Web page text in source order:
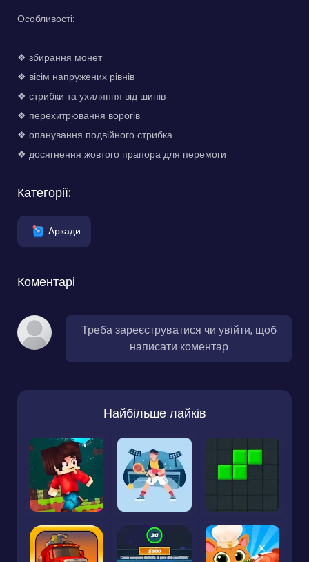
Особливості:
❖ збирання монет
❖ вісім напружених рівнів
❖ стрибки та ухиляння від шипів
❖ перехитрювання ворогів
❖ опанування подвійного стрибка
❖ досягнення жовтого прапора для перемоги
Категорії:
Аркади
Коментарі
Треба зареєструватися чи увійти, щоб
написати коментар
Найбільше лайків